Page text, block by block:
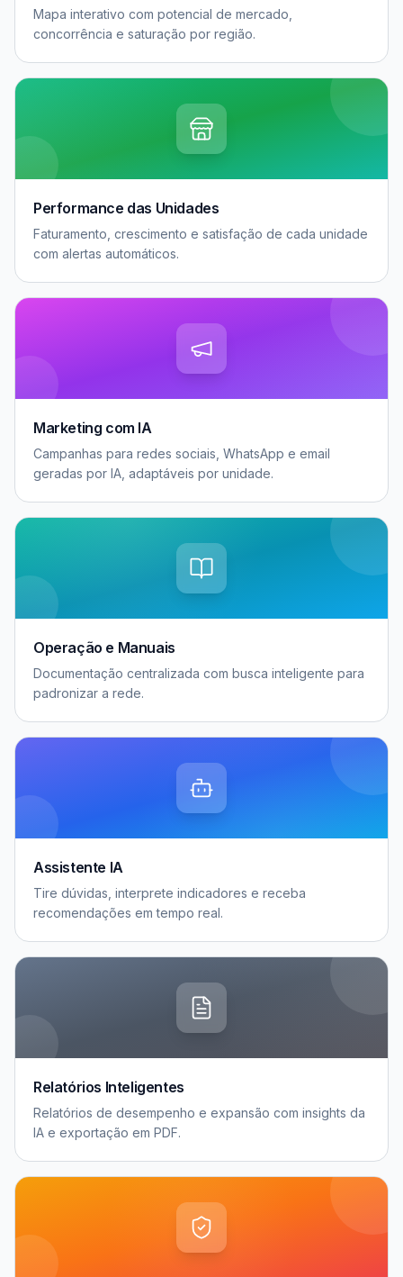
Mapa interativo com potencial de mercado,
concorrência e saturação por região.
Performance das Unidades
Faturamento, crescimento e satisfação de cada unidade
com alertas automáticos.
Marketing com IA
Campanhas para redes sociais, WhatsApp e email
geradas por IA, adaptáveis por unidade.
Operação e Manuais
Documentação centralizada com busca inteligente para
padronizar a rede.
Assistente IA
Tire dúvidas, interprete indicadores e receba
recomendações em tempo real.
Relatórios Inteligentes
Relatórios de desempenho e expansão com insights da
IA e exportação em PDF.